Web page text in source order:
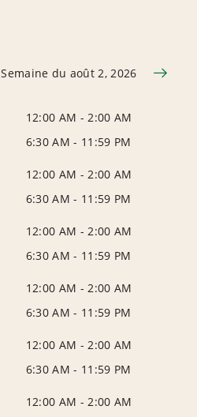
Semaine du août 2, 2026
12:00 AM - 2:00 AM
6:30 AM - 11:59 PM
12:00 AM - 2:00 AM
6:30 AM - 11:59 PM
12:00 AM - 2:00 AM
6:30 AM - 11:59 PM
12:00 AM - 2:00 AM
6:30 AM - 11:59 PM
12:00 AM - 2:00 AM
6:30 AM - 11:59 PM
12:00 AM - 2:00 AM